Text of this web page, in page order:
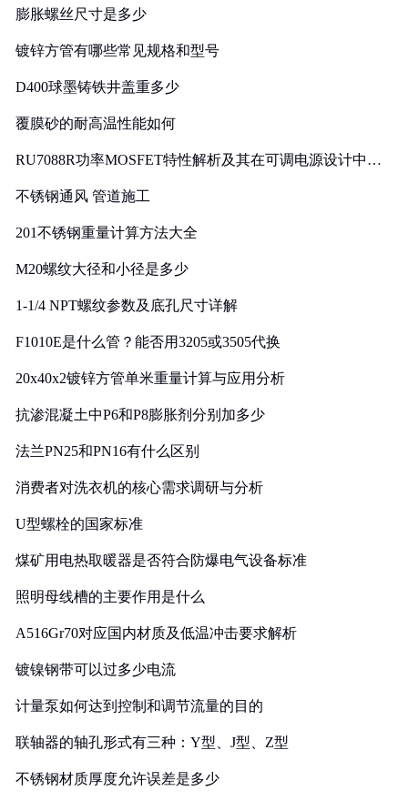
膨胀螺丝尺寸是多少
镀锌方管有哪些常见规格和型号
D400球墨铸铁井盖重多少
覆膜砂的耐高温性能如何
RU7088R功率MOSFET特性解析及其在可调电源设计中的
不锈钢通风 管道施工
201不锈钢重量计算方法大全
M20螺纹大径和小径是多少
1-1/4 NPT螺纹参数及底孔尺寸详解
F1010E是什么管？能否用3205或3505代换
20x40x2镀锌方管单米重量计算与应用分析
抗渗混凝土中P6和P8膨胀剂分别加多少
法兰PN25和PN16有什么区别
消费者对洗衣机的核心需求调研与分析
U型螺栓的国家标准
煤矿用电热取暖器是否符合防爆电气设备标准
照明母线槽的主要作用是什么
A516Gr70对应国内材质及低温冲击要求解析
镀镍钢带可以过多少电流
计量泵如何达到控制和调节流量的目的
联轴器的轴孔形式有三种：Y型、J型、Z型
不锈钢材质厚度允许误差是多少